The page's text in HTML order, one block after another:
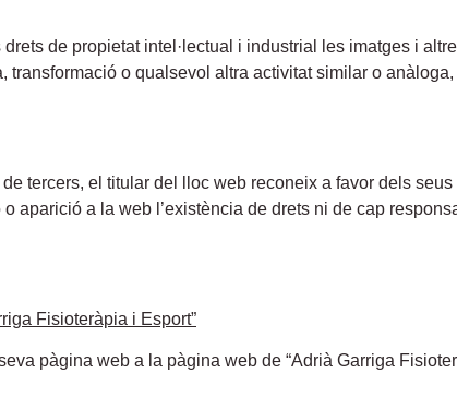
de propietat intel·lectual i industrial les imatges i
transformació o qualsevol altra activitat similar o
tercers, el titular del lloc web reconeix a favor dels
aparició a la web l’existència de drets ni de cap
Fisioteràpia i Esport”
pàgina web a la pàgina web de “Adrià Garriga